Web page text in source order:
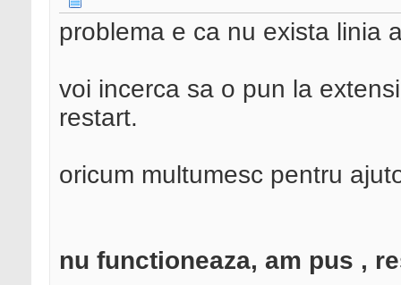
problema e ca nu exista linia
voi incerca sa o pun la
restart.
oricum multumesc pentru
nu functioneaza, am pus ,